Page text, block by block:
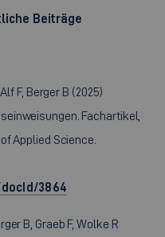
Beiträge
F, Berger B (2025)
Fachartikel,
Applied Science.
3864
B, Graeb F, Wolke R